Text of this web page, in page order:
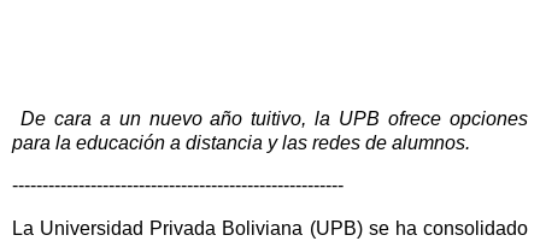
De cara a un nuevo año tuitivo, la UPB ofrece opciones
para la educación a distancia y las redes de alumnos.
-------------------------------------------------------
La Universidad Privada Boliviana (UPB) se ha consolidado